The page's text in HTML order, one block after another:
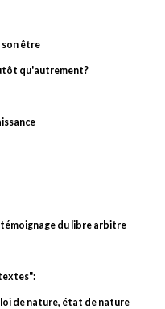
son être
qu'autrement?
du libre arbitre
de nature, état de nature